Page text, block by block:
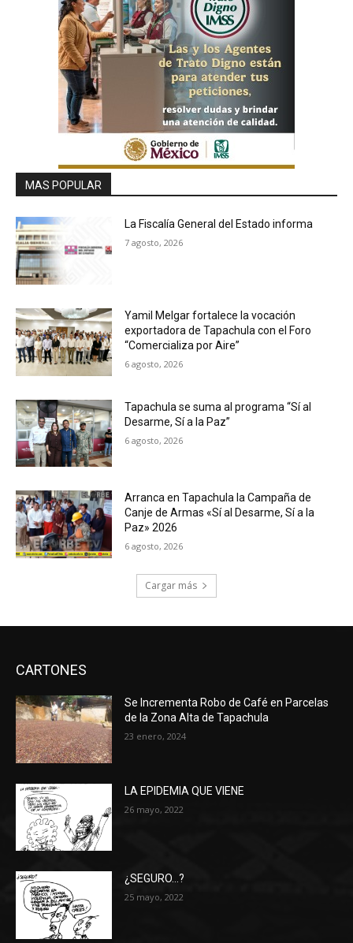
MAS POPULAR
La Fiscalía General del Estado informa
7 agosto, 2026
Yamil Melgar fortalece la vocación
exportadora de Tapachula con el Foro
“Comercializa por Aire”
6 agosto, 2026
Tapachula se suma al programa “Sí al
Desarme, Sí a la Paz”
6 agosto, 2026
Arranca en Tapachula la Campaña de
Canje de Armas «Sí al Desarme, Sí a la
Paz» 2026
6 agosto, 2026
Cargar más
CARTONES
Se Incrementa Robo de Café en Parcelas
de la Zona Alta de Tapachula
23 enero, 2024
LA EPIDEMIA QUE VIENE
26 mayo, 2022
¿SEGURO…?
25 mayo, 2022